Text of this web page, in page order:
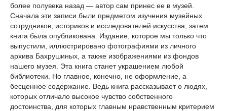
более полувека назад — автор сам принес ее в музей.
Сначала эти записи были предметом изучения музейных
сотрудников, историков и исследователей искусства, затем
книга была опубликована. Издание, которое мы только что
выпустили, иллюстрировано фотографиями из личного
архива Бахрушиных, а также изображениями из фондов
нашего музея. Эта книга станет украшением любой
библиотеки. Но главное, конечно, не оформление, а
бесценное содержание. Ведь книга рассказывает о людях,
которых отличало высокое чувство собственного
достоинства, для которых главным нравственным критерием